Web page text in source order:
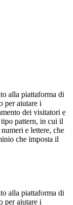
alla piattaforma di
per aiutare i
dei visitatori e
pattern, in cui il
e lettere, che
che imposta il
alla piattaforma di
per aiutare i